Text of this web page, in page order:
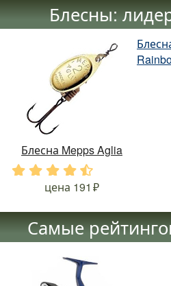
Блесны:
Блесна Mepps Aglia
. . .
цена 191
Самые